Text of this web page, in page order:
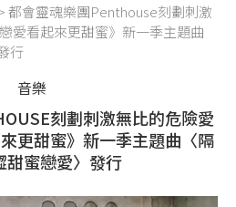
都會靈魂樂團Penthouse刻劃刺激
愛看起來更甜蜜》新一季主題曲
行
音樂
刻劃刺激無比的危險愛
更甜蜜》新一季主題曲〈隔
甜蜜戀愛〉發行